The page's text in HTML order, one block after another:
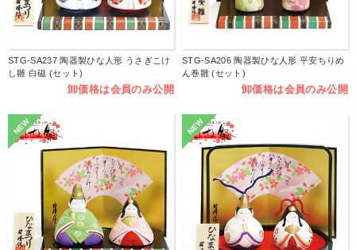
STG-SA237 陶器製ひな人形 うさぎこけ
し雛 白磁 (セット)
卸価格は会員のみ公開
STG-SA206 陶器製ひな人形 平安ちりめ
ん巻雛 (セット)
卸価格は会員のみ公開
NEW NEW